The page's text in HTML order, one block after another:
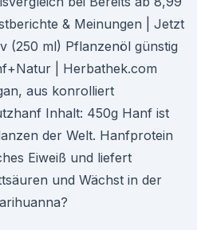
& Meinungen | Jetzt
(250 ml) Pflanzenöl günstig
| Herbathek.com
aus konrolliert
Inhalt: 450g Hanf ist
der Welt. Hanfprotein
Eiweiß und liefert
und Wächst in der